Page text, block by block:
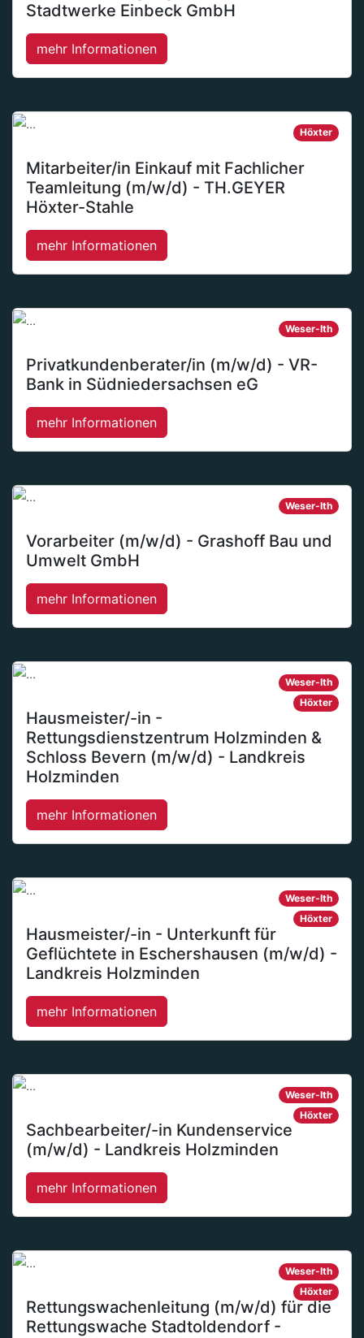
Stadtwerke Einbeck GmbH
mehr Informationen
Mitarbeiter/in Einkauf mit Fachlicher
Teamleitung (m/w/d) - TH.GEYER
Höxter-Stahle
Höxter
mehr Informationen
Privatkundenberater/in (m/w/d) - VR-
Bank in Südniedersachsen eG
Weser-Ith
mehr Informationen
Vorarbeiter (m/w/d) - Grashoff Bau und
Umwelt GmbH
Weser-Ith
mehr Informationen
Hausmeister/-in -
Rettungsdienstzentrum Holzminden &
Schloss Bevern (m/w/d) - Landkreis
Holzminden
Weser-Ith
Höxter
mehr Informationen
Hausmeister/-in - Unterkunft für
Geflüchtete in Eschershausen (m/w/d) -
Landkreis Holzminden
Weser-Ith
Höxter
mehr Informationen
Sachbearbeiter/-in Kundenservice
(m/w/d) - Landkreis Holzminden
Weser-Ith
Höxter
mehr Informationen
Rettungswachenleitung (m/w/d) für die
Rettungswache Stadtoldendorf -
Weser-Ith
Höxter